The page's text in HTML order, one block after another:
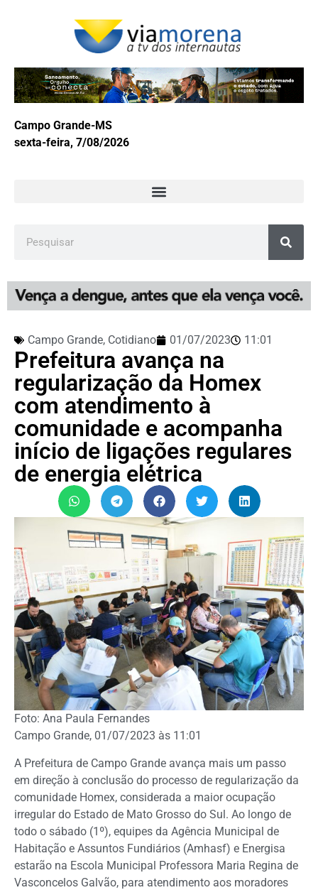
Campo Grande-MS
sexta-feira, 7/08/2026
Campo Grande, Cotidiano 01/07/2023 11:01
Prefeitura avança na
regularização da Homex
com atendimento à
comunidade e acompanha
início de ligações regulares
de energia elétrica
Foto: Ana Paula Fernandes
Campo Grande, 01/07/2023 às 11:01
A Prefeitura de Campo Grande avança mais um passo
em direção à conclusão do processo de regularização da
comunidade Homex, considerada a maior ocupação
irregular do Estado de Mato Grosso do Sul. Ao longo de
todo o sábado (1º), equipes da Agência Municipal de
Habitação e Assuntos Fundiários (Amhasf) e Energisa
estarão na Escola Municipal Professora Maria Regina de
Vasconcelos Galvão, para atendimento aos moradores